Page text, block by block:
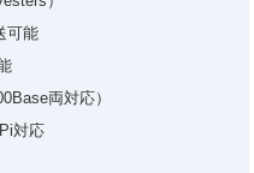
可能
両対応）
対応